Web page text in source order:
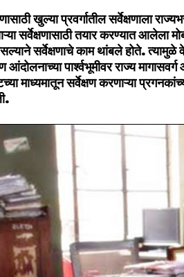
खुल्या प्रवर्गातील सर्वेक्षणाला
सर्वेक्षणासाठी तयार करण्यात आलेला
सर्वेक्षणाचे काम थांबले होते.
पार्श्वभूमीवर राज्य
माध्यमातून सर्वेक्षण करणाऱ्या